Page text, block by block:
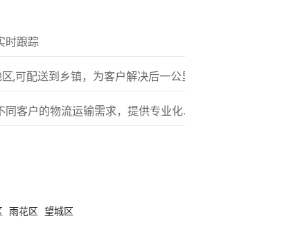
时跟踪
,可配送到乡镇，为客户解决后一公里配送服务
客户的物流运输需求，提供专业化、标准化的多元服务
雨花区
望城区